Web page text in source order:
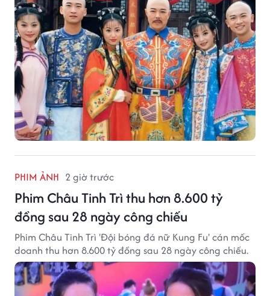
PHIM ẢNH 2 giờ trước
Phim Châu Tinh Trì thu hơn 8.600 tỷ
đồng sau 28 ngày công chiếu
Phim Châu Tinh Trì 'Đội bóng đá nữ Kung Fu' cán mốc
doanh thu hơn 8.600 tỷ đồng sau 28 ngày công chiếu.